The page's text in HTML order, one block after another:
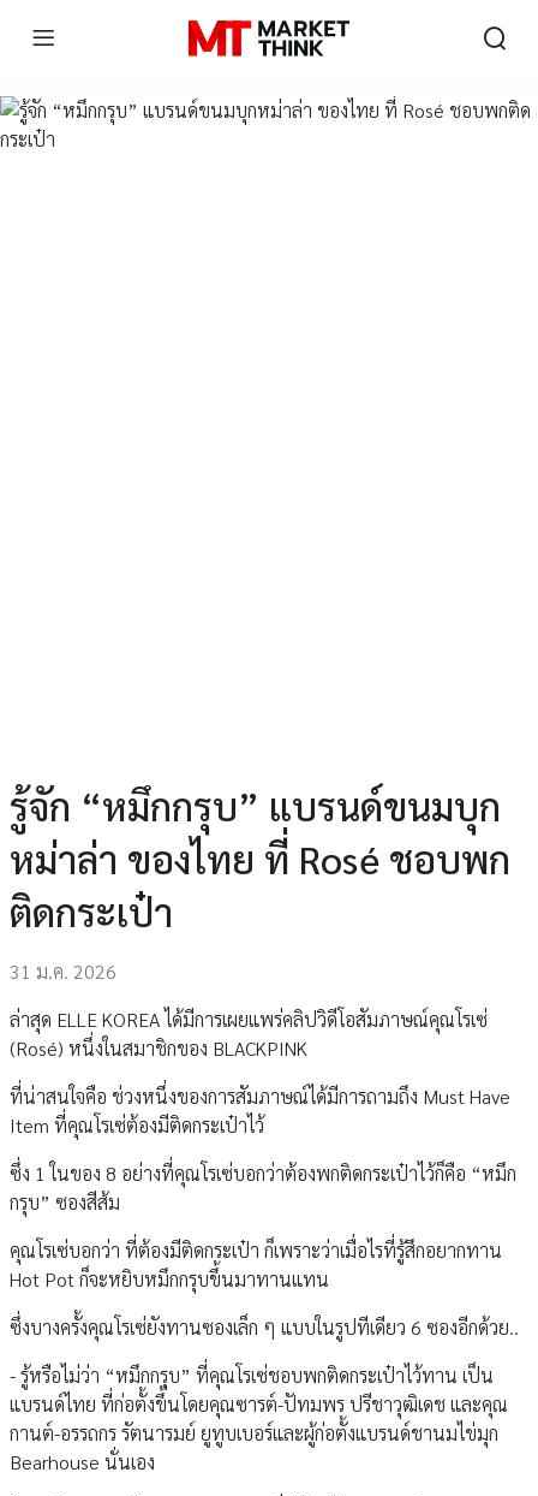
รู้จัก “หมึกกรุบ” แบรนด์ขนมบุก
หม่าล่า ของไทย ที่ Rosé ชอบพก
ติดกระเป๋า
31 ม.ค. 2026
ล่าสุด ELLE KOREA ได้มีการเผยแพร่คลิปวิดีโอสัมภาษณ์คุณโรเซ่
(Rosé) หนึ่งในสมาชิกของ BLACKPINK
ที่น่าสนใจคือ ช่วงหนึ่งของการสัมภาษณ์ได้มีการถามถึง Must Have
Item ที่คุณโรเซ่ต้องมีติดกระเป๋าไว้
ซึ่ง 1 ในของ 8 อย่างที่คุณโรเซ่บอกว่าต้องพกติดกระเป๋าไว้ก็คือ “หมึก
กรุบ” ซองสีส้ม
คุณโรเซ่บอกว่า ที่ต้องมีติดกระเป๋า ก็เพราะว่าเมื่อไรที่รู้สึกอยากทาน
Hot Pot ก็จะหยิบหมึกกรุบขึ้นมาทานแทน
ซึ่งบางครั้งคุณโรเซ่ยังทานซองเล็ก ๆ แบบในรูปทีเดียว 6 ซองอีกด้วย..
- รู้หรือไม่ว่า “หมึกกรุบ” ที่คุณโรเซ่ชอบพกติดกระเป๋าไว้ทาน เป็น
แบรนด์ไทย ที่ก่อตั้งขึ้นโดยคุณซารต์-ปัทมพร ปรีชาวุฒิเดช และคุณ
กานต์-อรรถกร รัตนารมย์ ยูทูบเบอร์และผู้ก่อตั้งแบรนด์ชานมไข่มุก
Bearhouse นั่นเอง